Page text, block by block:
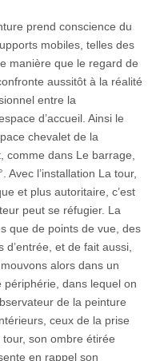
prend conscience du
mobiles, telles des
manière que le regard de
aussitôt à la réalité
entre la
d’accueil. Ainsi le
chevalet de la
comme dans Le barrage,
l’installation La tour,
et plus autoritaire, c’est
peut se réfugier. La
que de points de vue, des
et de fait aussi,
alors dans un
dans lequel on
de la peinture
ceux de la prise
son ombre étirée
en rappel son